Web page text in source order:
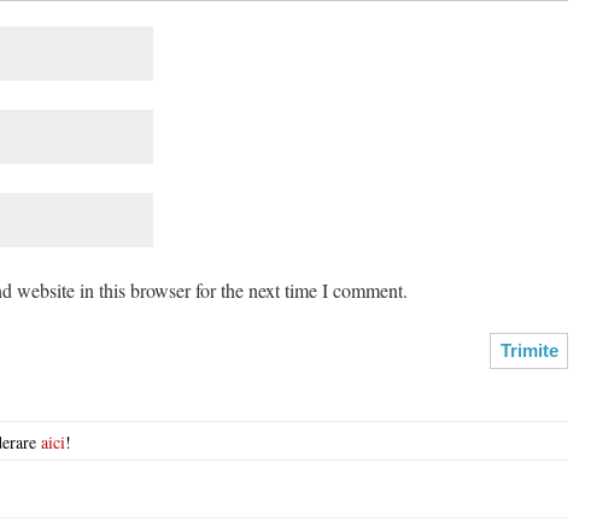
website in this browser for the next time I comment.
aici!